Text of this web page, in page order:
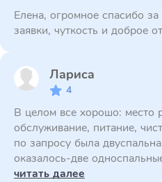
Елена, огромное спасибо
заявки, чуткость и доброе
Лариса
4
В целом все хорошо: место
обслуживание, питание,
по запросу была
оказалось-две
читать далее